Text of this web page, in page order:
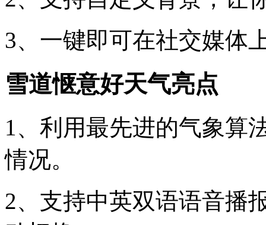
3、一键即可在社交媒体
雪道惬意好天气亮点
1、利用最先进的气象算
情况。
2、支持中英双语语音播